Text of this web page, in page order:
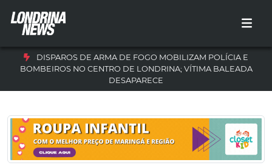
DISPAROS DE ARMA DE FOGO MOBILIZAM POLÍCIA E
BOMBEIROS NO CENTRO DE LONDRINA; VÍTIMA BALEADA
DESAPARECE